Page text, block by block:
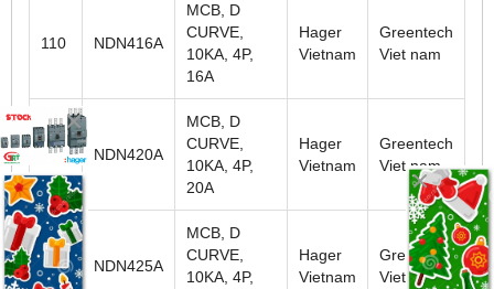
110 NDN416A
MCB, D
CURVE,
10KA, 4P,
16A
Hager
Vietnam
Greentech
Viet nam
111 NDN420A
MCB, D
CURVE,
10KA, 4P,
20A
Hager
Vietnam
Greentech
Viet nam
112 NDN425A
MCB, D
CURVE,
10KA, 4P,
Hager
Vietnam
Greentech
Viet nam